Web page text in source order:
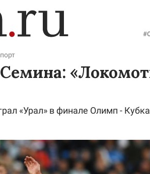
«Урал» в финале Олимп -